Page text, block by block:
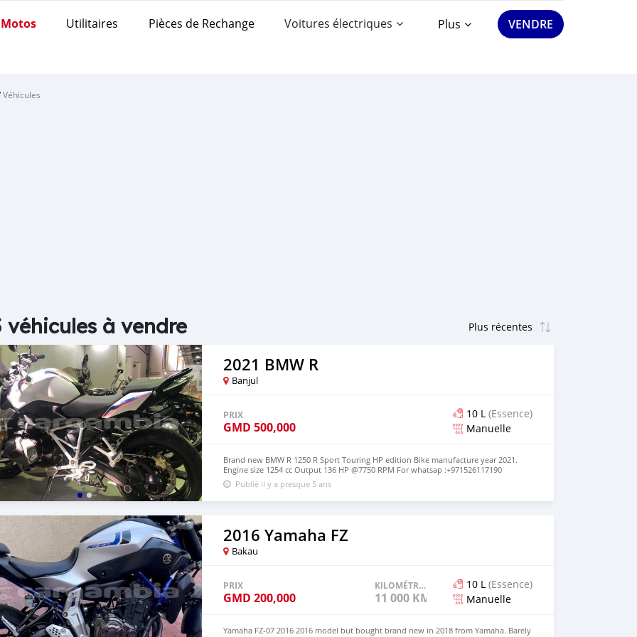
Motos Utilitaires Pièces de Rechange Voitures électriques Plus VENDRE
Véhicules
véhicules à vendre
2021 BMW R
Banjul
PRIX
GMD 500,000
10 L (Essence)
Manuelle
Brand new BMW R 1250 R Sport Touring HP edition Bike manufacture year 2021.
Engine size 1254 cc Output 136 HP @7750 RPM For whatsap :+971526117190
Publié il y a presque 5 ans
2016 Yamaha FZ
Bakau
PRIX
GMD 200,000
KILOMÉTRAGE
11 000 KM
10 L (Essence)
Manuelle
Yamaha FZ-07 2016 2016 model but bought brand new in 2018 from Yamaha. Barely